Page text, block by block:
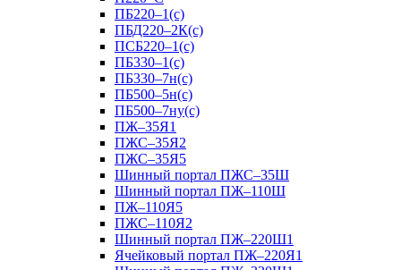
ПБ220–1(с)
ПБД220–2К(с)
ПСБ220–1(с)
ПБ330–1(с)
ПБ330–7н(с)
ПБ500–5н(с)
ПБ500–7ну(с)
ПЖ–35Я1
ПЖС–35Я2
ПЖС–35Я5
Шинный портал ПЖС–35Ш
Шинный портал ПЖ–110Ш
ПЖ–110Я5
ПЖС–110Я2
Шинный портал ПЖ–220Ш1
Ячейковый портал ПЖ–220Я1